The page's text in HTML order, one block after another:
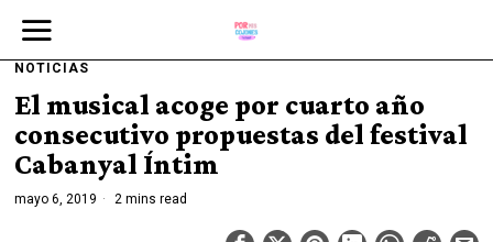
NOTICIAS
El musical acoge por cuarto año
consecutivo propuestas del festival
Cabanyal Íntim
mayo 6, 2019 2 mins read